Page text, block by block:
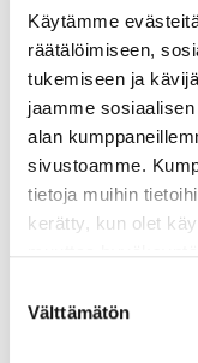
Käytämme
räätälöimiseen,
tukemiseen ja
jaamme
alan
sivustoamme.
tietoja muihin
kerätty, kun olet
valinta
Välttämätön
Jaa: Jaa Jaa
Kategorioiden